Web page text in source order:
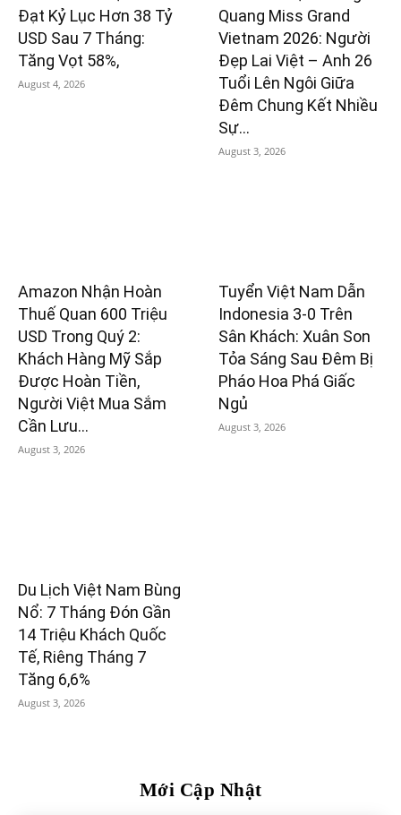
Đạt Kỷ Lục Hơn 38 Tỷ
USD Sau 7 Tháng:
Tăng Vọt 58%,
August 4, 2026
Quang Miss Grand
Vietnam 2026: Người
Đẹp Lai Việt – Anh 26
Tuổi Lên Ngôi Giữa
Đêm Chung Kết Nhiều
Sự...
August 3, 2026
Amazon Nhận Hoàn
Thuế Quan 600 Triệu
USD Trong Quý 2:
Khách Hàng Mỹ Sắp
Được Hoàn Tiền,
Người Việt Mua Sắm
Cần Lưu...
August 3, 2026
Tuyển Việt Nam Dẫn
Indonesia 3-0 Trên
Sân Khách: Xuân Son
Tỏa Sáng Sau Đêm Bị
Pháo Hoa Phá Giấc
Ngủ
August 3, 2026
Du Lịch Việt Nam Bùng
Nổ: 7 Tháng Đón Gần
14 Triệu Khách Quốc
Tế, Riêng Tháng 7
Tăng 6,6%
August 3, 2026
Mới Cập Nhật